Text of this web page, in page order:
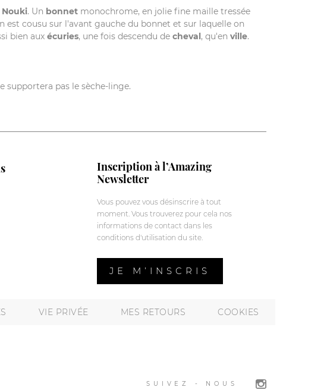
Nouki. Un bonnet monochrome, en jolie fine maille tressée
cousu sur l'avant gauche du bonnet et sur laquelle on
bien aux écuries, une fois descendu de cheval, qu'en ville.
supportera pas le sèche-linge.
Inscription à l’Amazing
Newsletter
Vous pouvez vous désinscrire à tout
moment. Vous trouverez pour cela nos
informations de contact dans les
conditions d'utilisation du site.
JE M’INSCRIS
VIE PRIVÉE MES RETOURS COOKIES
SUIVEZ - NOUS